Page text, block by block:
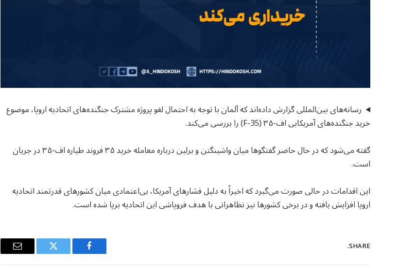
رسانه‌های بین‌المللی گزارش داده‌اند که آلمان با توجه به احتمال لغو پروژه مشترک جنگنده‌های اتحادیه اروپا، موضوع
خرید جنگنده‌های آمریکایی اف-۳۵ (F-35) را بررسی می‌کند.
گفته می‌شود که در حال حاضر گفتگوها میان واشینگتن و برلین درباره معامله خرید ۳۵ فروند طیاره اف-۳۵ در جریان
است.
این اقدامات در حالی صورت می‌گیرد که اخیراً به دلیل فشارهای آمریکا، بی‌اعتمادی میان کشورهای قدرتمند اتحادیه
اروپا افزایش یافته و در برخی کشورها نیز تظاهراتی با هدف فروپاشی این اتحادیه برپا شده است.
SHARE.
Facebook
Twitter
Email